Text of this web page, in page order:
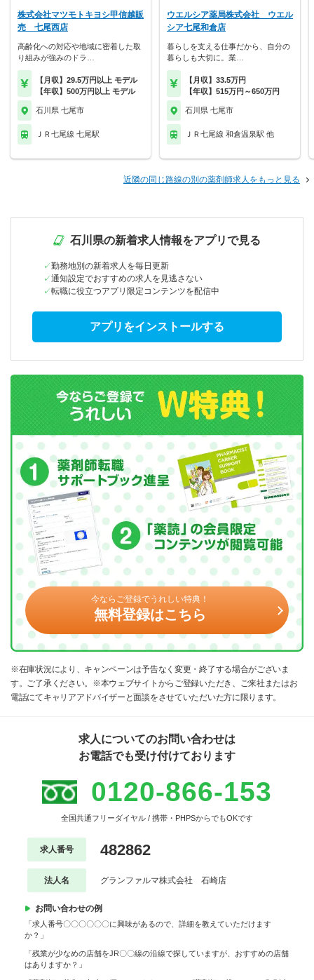
株式会社マツモトキヨシ甲信越販
売 七尾西店
高齢化への対応や地域に密着した取
り組みが強みのドラ…
【月収】29.5万円以上 モデル
【年収】500万円以上 モデル
石川県 七尾市
ＪＲ七尾線 七尾駅
ウエルシア薬局株式会社 ウエル
シア七尾和倉店
暮らしを支える仕事だから、自分の
暮らしも大切に。業…
【月収】33.5万円
【年収】515万円～650万円
石川県 七尾市
ＪＲ七尾線 和倉温泉駅 他
近隣の同じ路線の別の薬剤師求人をもっと見る
石川県の新着求人情報をアプリで見る
勤務地別の新着求人を毎日更新
通知設定でおすすめの求人を見逃さない
転職に役立つアプリ限定コンテンツを配信中
アプリをインストールする
今ならご登録でうれしい特典！
無料登録はこちら
※在庫状況により、キャンペーンは予告なく変更・終了する場合がございま
す。ご了承ください。※本ウェブサイトからご登録いただき、ご来社またはお
電話にてキャリアアドバイザーと面談をさせていただいた方に限ります。
求人についてのお問い合わせは
お電話でも受け付けております
0120-866-153
全国共通フリーダイヤル / 携帯・PHPSからでもOKです
求人番号 482862
法人名 グランファルマ株式会社 石崎店
お問い合わせの例
「求人番号〇〇〇〇〇〇に興味があるので、詳細を教えていただけます
か？」
「残業が少なめの店舗をJR〇〇線の沿線で探していますが、おすすめの店舗
はありますか？」